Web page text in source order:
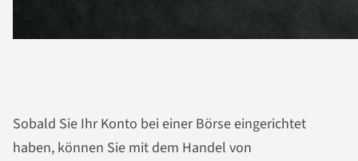
Sobald Sie Ihr Konto bei einer Börse eingerichtet
haben, können Sie mit dem Handel von